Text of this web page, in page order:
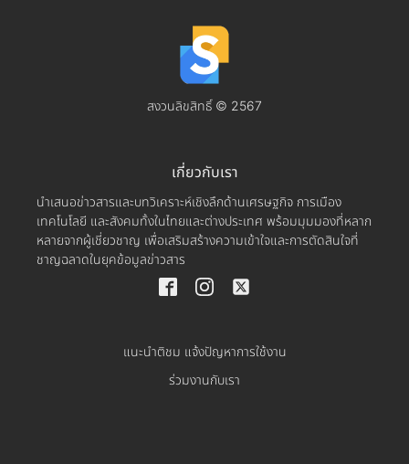
สงวนลิขสิทธิ์ © 2567
เกี่ยวกับเรา
นำเสนอข่าวสารและบทวิเคราะห์เชิงลึกด้านเศรษฐกิจ การเมือง
เทคโนโลยี และสังคมทั้งในไทยและต่างประเทศ พร้อมมุมมองที่หลาก
หลายจากผู้เชี่ยวชาญ เพื่อเสริมสร้างความเข้าใจและการตัดสินใจที่
ชาญฉลาดในยุคข้อมูลข่าวสาร
แนะนำติชม แจ้งปัญหาการใช้งาน
ร่วมงานกับเรา